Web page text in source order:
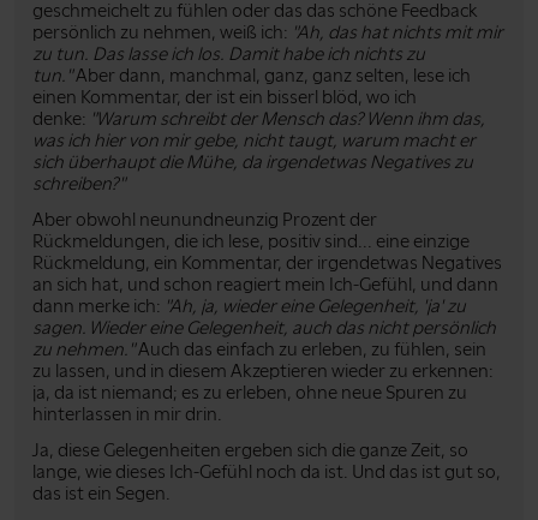
geschmeichelt zu fühlen oder das das schöne Feedback
persönlich zu nehmen, weiß ich: "Ah, das hat nichts mit mir
zu tun. Das lasse ich los. Damit habe ich nichts zu
tun."Aber dann, manchmal, ganz, ganz selten, lese ich
einen Kommentar, der ist ein bisserl blöd, wo ich
denke: "Warum schreibt der Mensch das? Wenn ihm das,
was ich hier von mir gebe, nicht taugt, warum macht er
sich überhaupt die Mühe, da irgendetwas Negatives zu
schreiben?"
Aber obwohl neunundneunzig Prozent der
Rückmeldungen, die ich lese, positiv sind... eine einzige
Rückmeldung, ein Kommentar, der irgendetwas Negatives
an sich hat, und schon reagiert mein Ich-Gefühl, und dann
dann merke ich: "Ah, ja, wieder eine Gelegenheit, 'ja' zu
sagen. Wieder eine Gelegenheit, auch das nicht persönlich
zu nehmen."Auch das einfach zu erleben, zu fühlen, sein
zu lassen, und in diesem Akzeptieren wieder zu erkennen:
ja, da ist niemand; es zu erleben, ohne neue Spuren zu
hinterlassen in mir drin.
Ja, diese Gelegenheiten ergeben sich die ganze Zeit, so
lange, wie dieses Ich-Gefühl noch da ist. Und das ist gut so,
das ist ein Segen.